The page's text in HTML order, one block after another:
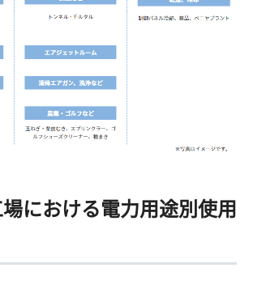
における電力用途別使用